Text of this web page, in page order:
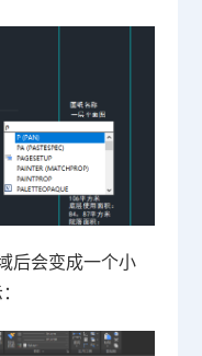
后会变成一个小